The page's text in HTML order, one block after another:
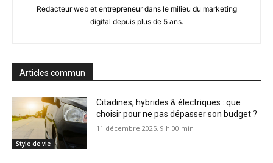
Redacteur web et entrepreneur dans le milieu du marketing
digital depuis plus de 5 ans.
Articles commun
Style de vie
Citadines, hybrides & électriques : que
choisir pour ne pas dépasser son budget ?
11 décembre 2025, 9 h 00 min